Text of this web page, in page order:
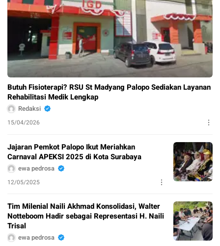
Butuh Fisioterapi? RSU St Madyang Palopo Sediakan Layanan
Rehabilitasi Medik Lengkap
Redaksi
15/04/2026
Jajaran Pemkot Palopo Ikut Meriahkan
Carnaval APEKSI 2025 di Kota Surabaya
ewa pedrosa
12/05/2025
Tim Milenial Naili Akhmad Konsolidasi, Walter
Notteboom Hadir sebagai Representasi H. Naili
Trisal
ewa pedrosa